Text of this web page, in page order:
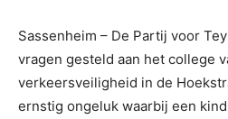
Sassenheim – De Partij voor
vragen gesteld aan het college
verkeersveiligheid in de
ernstig ongeluk waarbij een